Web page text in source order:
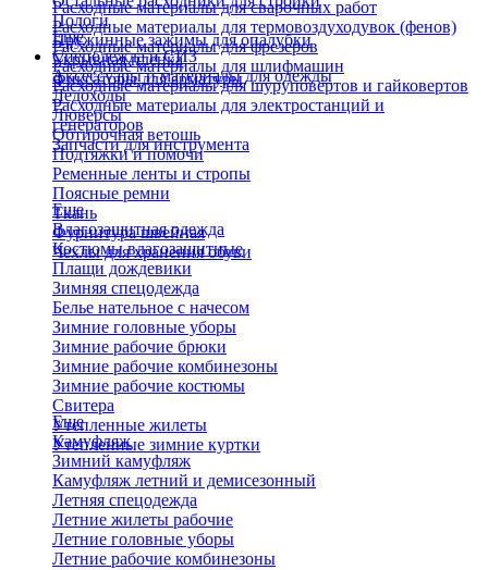
Расходные материалы для сварочных работ
Расходные материалы для термовоздуходувок (фенов)
Расходные материалы для фрезеров
Расходные материалы для шлифмашин
Расходные материалы для шуруповертов и гайковертов
Расходные материалы для электростанций и
генераторов
Запчасти для инструмента
Пологи
Пружинные зажимы для опалубки
Укрывная пленка
Фиксаторы для арматуры
Еще
Спецодежда и СИЗ
Аксессуары и материалы для одежды
Ледоходы
Люверсы
Обтирочная ветошь
Подтяжки и помочи
Ременные ленты и стропы
Поясные ремни
Ткань
Фурнитура швейная
Чехлы для хранения обуви
Еще
Влагозащитная одежда
Костюмы влагозащитные
Плащи дождевики
Зимняя спецодежда
Белье нательное с начесом
Зимние головные уборы
Зимние рабочие брюки
Зимние рабочие комбинезоны
Зимние рабочие костюмы
Свитера
Утепленные жилеты
Утепленные зимние куртки
Еще
Камуфляж
Зимний камуфляж
Камуфляж летний и демисезонный
Летняя спецодежда
Летние жилеты рабочие
Летние головные уборы
Летние рабочие комбинезоны